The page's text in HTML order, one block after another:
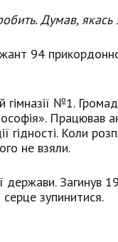
Думав, якась
94
№1.
Працював
гідності. Коли
не взяли.
держави. Загинув
зупинитися.